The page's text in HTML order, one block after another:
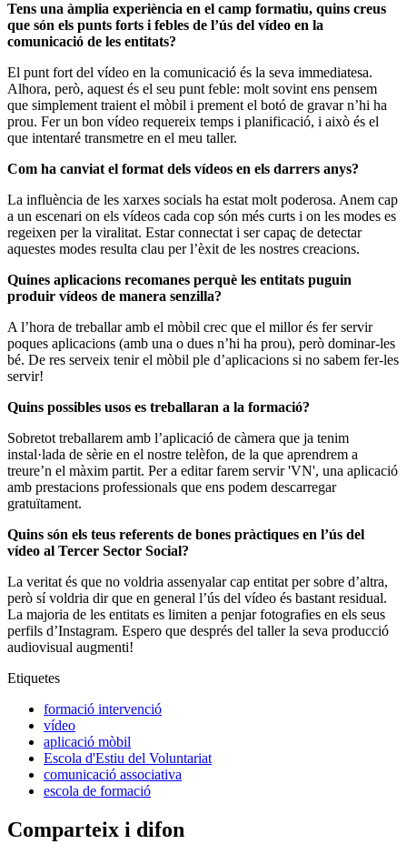
Tens una àmplia experiència en el camp formatiu, quins creus
que són els punts forts i febles de l’ús del vídeo en la
comunicació de les entitats?
El punt fort del vídeo en la comunicació és la seva immediatesa.
Alhora, però, aquest és el seu punt feble: molt sovint ens pensem
que simplement traient el mòbil i prement el botó de gravar n’hi ha
prou. Fer un bon vídeo requereix temps i planificació, i això és el
que intentaré transmetre en el meu taller.
Com ha canviat el format dels vídeos en els darrers anys?
La influència de les xarxes socials ha estat molt poderosa. Anem cap
a un escenari on els vídeos cada cop són més curts i on les modes es
regeixen per la viralitat. Estar connectat i ser capaç de detectar
aquestes modes resulta clau per l’èxit de les nostres creacions.
Quines aplicacions recomanes perquè les entitats puguin
produir vídeos de manera senzilla?
A l’hora de treballar amb el mòbil crec que el millor és fer servir
poques aplicacions (amb una o dues n’hi ha prou), però dominar-les
bé. De res serveix tenir el mòbil ple d’aplicacions si no sabem fer-les
servir!
Quins possibles usos es treballaran a la formació?
Sobretot treballarem amb l’aplicació de càmera que ja tenim
instal·lada de sèrie en el nostre telèfon, de la que aprendrem a
treure’n el màxim partit. Per a editar farem servir 'VN', una aplicació
amb prestacions professionals que ens podem descarregar
gratuïtament.
Quins són els teus referents de bones pràctiques en l’ús del
vídeo al Tercer Sector Social?
La veritat és que no voldria assenyalar cap entitat per sobre d’altra,
però sí voldria dir que en general l’ús del vídeo és bastant residual.
La majoria de les entitats es limiten a penjar fotografies en els seus
perfils d’Instagram. Espero que després del taller la seva producció
audiovisual augmenti!
Etiquetes
formació intervenció
vídeo
aplicació mòbil
Escola d'Estiu del Voluntariat
comunicació associativa
escola de formació
Comparteix i difon